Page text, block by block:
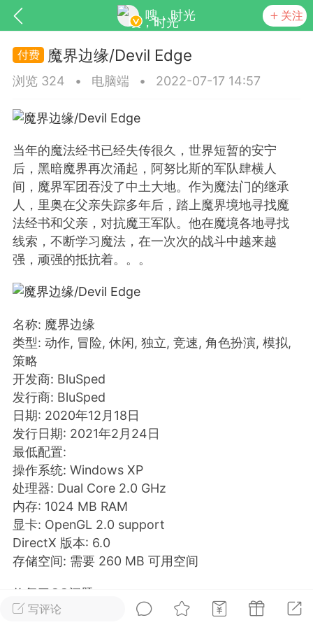
嗖，时光 关注
基于wordpress开发 你所看见
排行 在线 小黑屋
实时动态 直播
Lv.8 极品会员 靓号
黑凤梨
电脑端 外挂制作
该内容只允许登录的用户查看
写评论
魔界边缘/Devil Edge
浏览 324 • 电脑端 • 2022-07-17 14:57
当年的魔法经书已经失传很久，世界短暂的安宁
后，黑暗魔界再次涌起，阿努比斯的军队肆横人
间，魔界军团吞没了中土大地。作为魔法门的继承
人，里奥在父亲失踪多年后，踏上魔界境地寻找魔
法经书和父亲，对抗魔王军队。他在魔境各地寻找
线索，不断学习魔法，在一次次的战斗中越来越
强，顽强的抵抗着。。。
名称: 魔界边缘
类型: 动作, 冒险, 休闲, 独立, 竞速, 角色扮演, 模拟,
策略
开发商: BluSped
发行商: BluSped
日期: 2020年12月18日
发行日期: 2021年2月24日
最低配置:
操作系统: Windows XP
处理器: Dual Core 2.0 GHz
内存: 1024 MB RAM
显卡: OpenGL 2.0 support
DirectX 版本: 6.0
存储空间: 需要 260 MB 可用空间
修复了CG问题
修复了游戏中的一些错误